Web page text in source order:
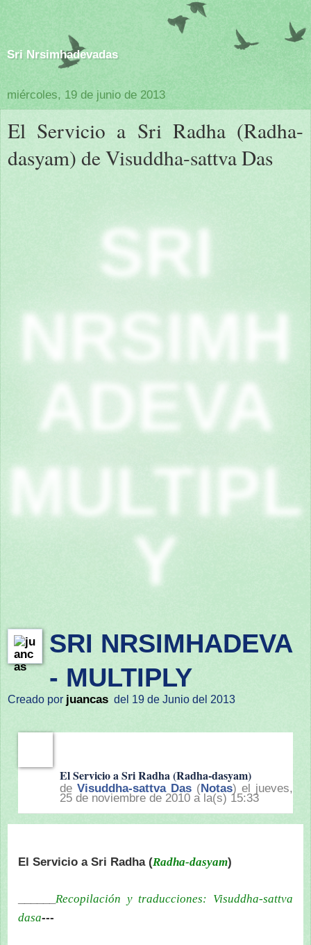
Sri Nrsimhadevadas
miércoles, 19 de junio de 2013
El Servicio a Sri Radha (Radha-
dasyam) de Visuddha-sattva Das
SRI
NRSIMH
ADEVA
MULTIPL
Y
SRI NRSIMHADEVA
- MULTIPLY
Creado por juancas del 19 de Junio del 2013
El Servicio a Sri Radha (Radha-dasyam)
de Visuddha-sattva Das (Notas) el jueves,
25 de noviembre de 2010 a la(s) 15:33
El Servicio a Sri Radha (Radha-dasyam)
Recopilación y traducciones: Visuddha-sattva
dasa---